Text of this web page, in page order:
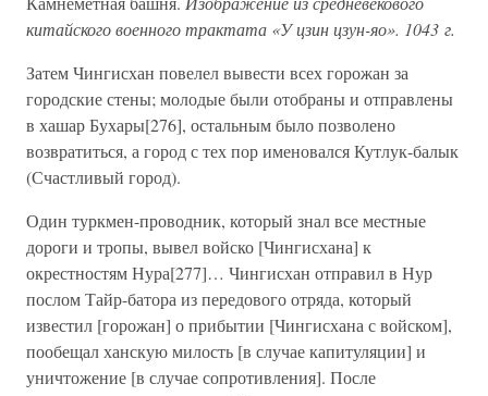
китайского военного трактата «У цзин цзун-яо». 1043 г.
Затем Чингисхан повелел вывести всех горожан за
городские стены; молодые были отобраны и отправлены
в хашар Бухары[276], остальным было позволено
возвратиться, а город с тех пор именовался Кутлук-балык
(Счастливый город).
Один туркмен-проводник, который знал все местные
дороги и тропы, вывел войско [Чингисхана] к
окрестностям Нура[277]… Чингисхан отправил в Нур
послом Тайр-батора из передового отряда, который
известил [горожан] о прибытии [Чингисхана с войском],
пообещал ханскую милость [в случае капитуляции] и
уничтожение [в случае сопротивления]. После